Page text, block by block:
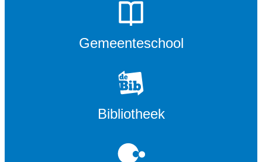
Gemeenteschool
Bibliotheek